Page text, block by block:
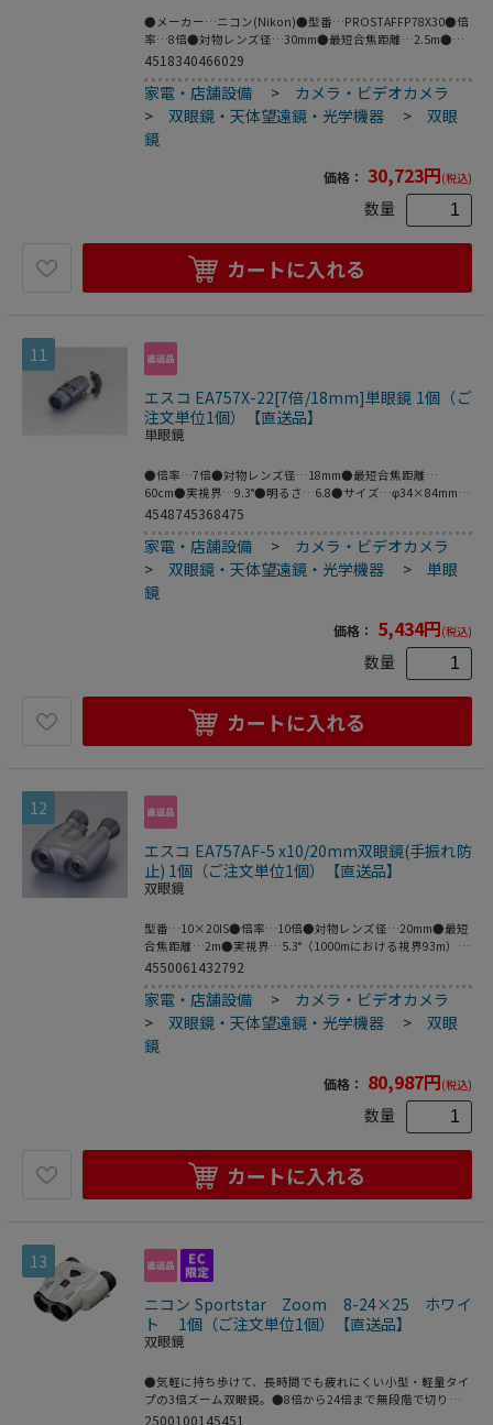
ド感に優れた握りやすい形状で､快適な観察をサポートしま
す｡●視度調整リングにロック機構を搭載｡使用中や操作時に
●メーカー…ニコン(Nikon)●型番…PROSTAFFP78X30●倍
率…8倍●対物レンズ径…30mm●最短合焦距離…2.5m●実
視界…8.7°●明るさ…14.4●サイズ(mm)…130×52×125●
重量…485g●付属品…接眼キャップ､対物キャップ､ケース､
ストラップ●眼幅調整範囲…56~72mm●見掛視界…62.6°見
掛視界:ISO14132-1:2002に基づいた見掛視界の表記数値｡
●1000mにおける視界…152m●ひとみ径…3.8mm●アイレ
リーフ…15.4mm●防水性能…1mの水深に10分間浸かっても
い範囲を見渡せる見掛視界62.6°の広視界タイプ｡見たいもの
を捉えやすいので､バードウォッチングで素早く動く野鳥を
探したり､スポーツ観戦で選手の動きを追い続けたり､またア
層膜コーティングを採用し､明るい視界を実現｡さらに補助プ
リズムには高反射誘電体多層膜コーティング､ダハプリズム
す｡●水や油性の汚れをはじき､汚れにくいコーティングを対
物レンズと接眼レンズに採用｡レンズに皮脂や指紋が付着し
にくく､付着しても簡単にふき取ることができます｡●視度調
整リングにロック機構を搭載｡操作時や観察したいタイミン
グで不意に視度調整リングがずれることを防ぎ､快適にご使
用になれます｡●防水構造に､光学系内部の曇りを防ぐ窒素ガ
スを充填｡水辺での使用､また夜露など急激な温度・気圧の変
に強い､ラバーコートボディー｡●グラスファイバー入りポリ
カーボネイト樹脂を使用した､
4518340466029
家電・店舗設備 > カメラ・ビデオカメラ
>双眼鏡・天体望遠鏡・光学機器 >双眼
鏡
価格： 30,723円(税込)
数量
カートに入れる
11
エスコ EA757X-22[7倍/18mm]単眼鏡 1個（ご
注文単位1個）【直送品】
単眼鏡
●倍率…7倍●対物レンズ径…18mm●最短合焦距離…
60cm●実視界…9.3°●明るさ…6.8●サイズ…φ34×84mm●
重量…65g●オールラバーボディ●片手で操作できるクイッ
クフォーカス●ピント合わせはレバー式を採用●付属品…カ
ラビナ付ケース、首かけストラップ●梱包サイ
ズ:92×38×125●梱包重量65g
4548745368475
家電・店舗設備 > カメラ・ビデオカメラ
>双眼鏡・天体望遠鏡・光学機器 >単眼
鏡
価格： 5,434円(税込)
数量
カートに入れる
12
エスコ EA757AF-5 x10/20mm双眼鏡(手振れ防
止) 1個（ご注文単位1個）【直送品】
双眼鏡
型番…10×20IS●倍率…10倍●対物レンズ径…20mm●最短
合焦距離…2m●実視界…5.3°（1000mにおける視界93m）●
明るさ…4●アイレリーフ…13.5mm●電源…リチウム電池
CR123A×１●サイズ…118×142×69㎜●眼幅調整範囲…
56mm～72mm●重量(g)…約430g（電池別）●手ブレ補正…
レンズシフトによる光学補正方式●標準付属品…ケース、ス
トラップ、接眼レンズキャップ●手ブレ補正・最長約12時
間連続使用の省エネルギー設計※使用する電池の銘柄や温度
ペクトラコーディング●広周波帯域対応・シフト方式の手ブ
レ補正機構●視野周辺まで鮮明にするフィールドフラットナ
ーレンズ●梱包サイズ:190×143×242●梱包重量878g
4550061432792
家電・店舗設備 > カメラ・ビデオカメラ
>双眼鏡・天体望遠鏡・光学機器 >双眼
鏡
価格： 80,987円(税込)
数量
カートに入れる
13
ニコン Sportstar Zoom 8-24×25 ホワイ
ト 1個（ご注文単位1個）【直送品】
双眼鏡
●気軽に持ち歩けて、長時間でも疲れにくい小型・軽量タイ
プの3倍ズーム双眼鏡。●8倍から24倍まで無段階で切り換
えられるズームレバー。●屋内競技場でも明るく鮮明な視界
2500100145451